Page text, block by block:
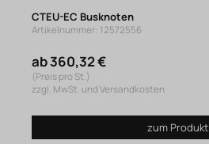
CTEU-EC Busknoten
Artikelnummer: 12572556
ab 360,32 €
(Preis pro St.)
zzgl. MwSt. und Versandkosten
zum Produkt